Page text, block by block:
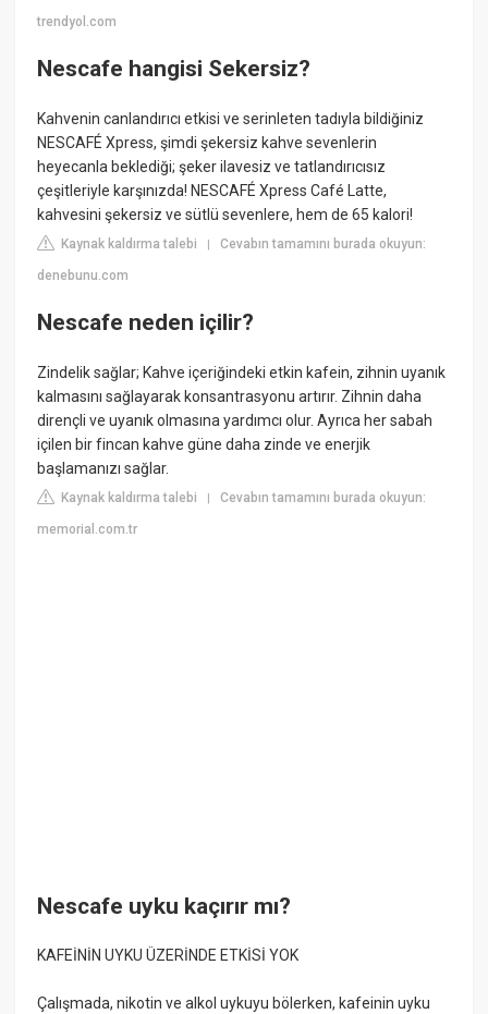
trendyol.com
Nescafe hangisi Sekersiz?
Kahvenin canlandırıcı etkisi ve serinleten tadıyla bildiğiniz
NESCAFÉ Xpress, şimdi şekersiz kahve sevenlerin
heyecanla beklediği; şeker ilavesiz ve tatlandırıcısız
çeşitleriyle karşınızda! NESCAFÉ Xpress Café Latte,
kahvesini şekersiz ve sütlü sevenlere, hem de 65 kalori!
Kaynak kaldırma talebi |Cevabın tamamını burada okuyun:
denebunu.com
Nescafe neden içilir?
Zindelik sağlar; Kahve içeriğindeki etkin kafein, zihnin uyanık
kalmasını sağlayarak konsantrasyonu artırır. Zihnin daha
dirençli ve uyanık olmasına yardımcı olur. Ayrıca her sabah
içilen bir fincan kahve güne daha zinde ve enerjik
başlamanızı sağlar.
Kaynak kaldırma talebi |Cevabın tamamını burada okuyun:
memorial.com.tr
Nescafe uyku kaçırır mı?
KAFEİNİN UYKU ÜZERİNDE ETKİSİ YOK
Çalışmada, nikotin ve alkol uykuyu bölerken, kafeinin uyku